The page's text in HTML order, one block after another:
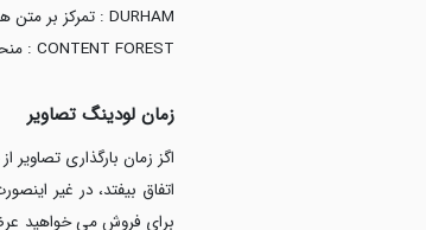
DURHAM : تمرکز بر متن های جایگزین
CONTENT FOREST : منحصرا متن های جایگزین
زمان لودینگ تصاویر
اتفاق بیفتد، در غیر
برای فروش می خواهید